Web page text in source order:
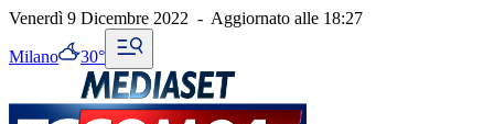
Venerdì 9 Dicembre 2022 - Aggiornato alle 18:27
Milano 30°